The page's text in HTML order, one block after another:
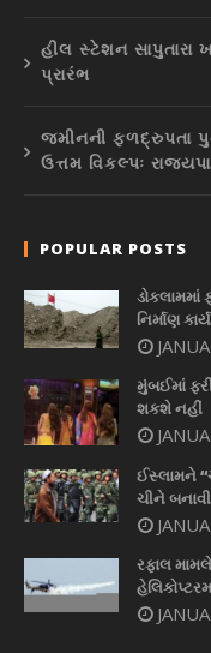
હીલ સ્ટેશન સાપુતારા
પ્રારંભ
જમીનની ફળદ્રુપતા
ઉત્તમ વિકલ્પઃ
POPULAR POSTS
નિર્માણ
મુંબઈમાં
શકશે નહીં
ઈસ્લામને
ચીને
રફાલ